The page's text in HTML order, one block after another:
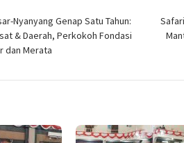
Nyanyang Genap Satu Tahun:
& Daerah, Perkokoh Fondasi
dan Merata